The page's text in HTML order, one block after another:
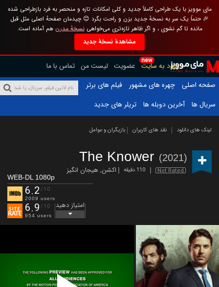
مای موویز با یک طراحی کاملاً جدید و کلی امکانات تازه و منحصر به فرد بازطراحی شده
🎉 حتماً یک سر به نسخهٔ جدید بزن و راحت بگرد 😊 چیدمان صفحهٔ اصلی مثل قبل
مانده تا گم نشوی ، و اگر ظاهر تازه‌تری می‌خواهینسخهٔ مدرن هم آماده است.
مشاهدهٔ نسخهٔ جدید
new
ورود به سایت عضویت لیست من تماس با ما
صفحه اصلی
چهره های مشهور
فیلم های برتر
سریال ها
آخرین دوبله ها تریلر های جدید
لینک های دانلود نقد های کاربران بازیگران و عوامل
The Knower (2021)
Not Rated 110 دقیقه اکشن, هیجان انگیز
WEB-DL 1080p
6.2 /10
2009 users
6.9 /10
954 users
امتیاز دهید